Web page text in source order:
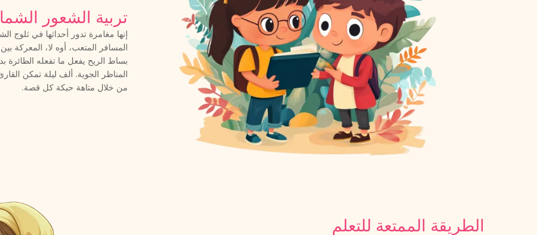
تربية الشعور
إنها مغامرة تدور أحداثها في ثلوج
المسافر المتعب، أوه لا، المعركة
بساط الريح يفعل ما تفعله
المناظر الجوية. ألف ليلة تمكن
من خلال متاهة حبكة كل قصة.
الطريقة الممتعة للتعلم